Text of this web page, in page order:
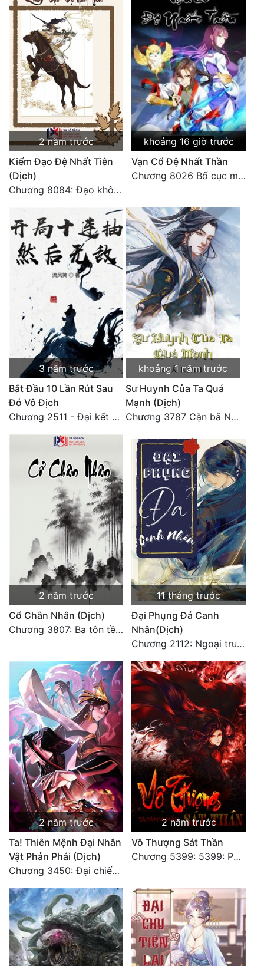
2 năm trước
Kiếm Đạo Đệ Nhất Tiên
(Dịch)
Chương 8084: Đạo không bờ bến (Đại kết cục) (10)
khoảng 16 giờ trước
Vạn Cổ Đệ Nhất Thần
Chương 8026 Bố cục mới
3 năm trước
Bắt Đầu 10 Lần Rút Sau
Đó Vô Địch
Chương 2511 - Đại kết cục, Phiên ngoại thiên: Chư thiên quy nhất giới, vĩnh hằng thế giới. Hết!
khoảng 1 năm trước
Sư Huynh Của Ta Quá
Mạnh (Dịch)
Chương 3787 Cặn bã Nam Thiên Đạo
2 năm trước
Cổ Chân Nhân (Dịch)
Chương 3807: Ba tôn tề công Thiên Đình (2)
11 tháng trước
Đại Phụng Đả Canh
Nhân(Dịch)
Chương 2112: Ngoại truyện 3 - Tiệc mừng công
2 năm trước
Ta! Thiên Mệnh Đại Nhân
Vật Phản Phái (Dịch)
Chương 3450: Đại chiến căng thẳng
2 năm trước
Vô Thượng Sát Thần
Chương 5399: 5399: Phá giải